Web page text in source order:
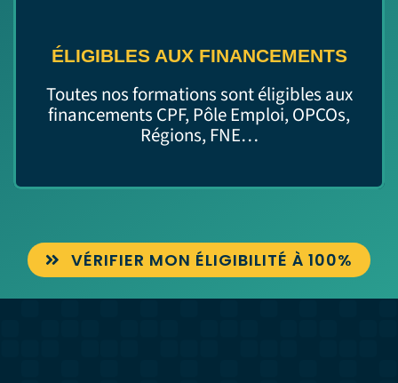
ÉLIGIBLES AUX FINANCEMENTS
Toutes nos formations sont éligibles aux
financements CPF, Pôle Emploi, OPCOs,
Régions, FNE…
VÉRIFIER MON ÉLIGIBILITÉ À 100%